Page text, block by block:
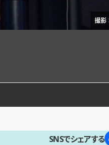
撮影
SNSでシェアする